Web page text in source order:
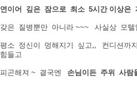
연이어 깊은 잠으로 최소 5시간 이상은
갖은 질병뿐만 아니라 ~~~ 사실상 모
평소 정신이 멍해지기 싶고,, 컨디션까
힘들고
피곤해져 ~ 결국엔 손님이든 주위 사람